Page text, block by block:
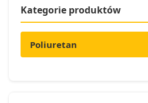
Kategorie produktów
Poliuretan